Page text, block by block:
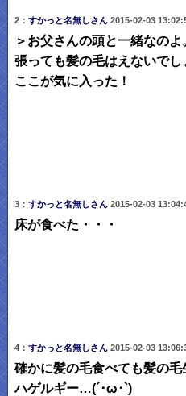
2： すかっと名無しさん 2015-02-03
＞お父さんの頭と一緒なの
張っても髪の毛はえないでし
ここが気に入った！
3： すかっと名無しさん 2015-02-03
床が食べた・・・
4： すかっと名無しさん 2015-02-03
確かに髪の毛食べても髪の毛
ハゲルギー…(´･ω･`)